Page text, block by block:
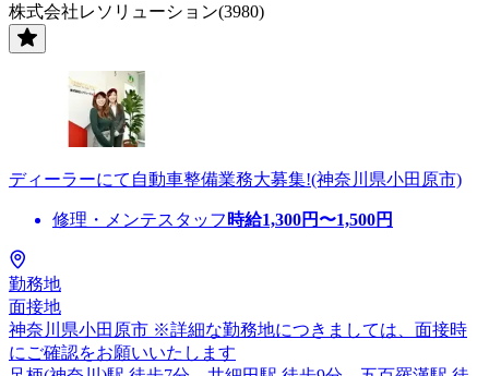
株式会社レソリューション(3980)
ディーラーにて自動車整備業務大募集!(神奈川県小田原市)
修理・メンテスタッフ 時給1,300円〜1,500円
勤務地
面接地
神奈川県小田原市 ※詳細な勤務地につきましては、面接時
にご確認をお願いいたします